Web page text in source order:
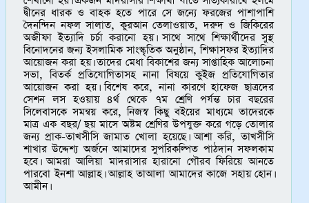
দ্বীনের ধারক ও বাহক হতে পারে সে জন্যে ফরজের পাশাপাশি
দৈনন্দিন নফল সালাত, কুরআন তেলাওয়াত, দরুদ ও জিকিরের
অজীফা ইত্যাদি চর্চা করানো হয়। সাথে সাথে শিক্ষার্থীদের সুস্থ
বিনোদনের জন্য ইসলামিক সাংস্কৃতিক অনুষ্ঠান, শিক্ষাসফর ইত্যাদির
আয়োজন করা হয়। তাদের মেধা বিকাশের জন্য সাপ্তাহিক আলোচনা
সভা, বিতর্ক প্রতিযোগিতাসহ নানা বিষয়ে কুইজ প্রতিযোগিতার
আয়োজন করা হয়। বিশেষ করে, নানা কারণে হাফেজ ছাত্রদের
সেশন লস হওয়ায় ৪র্থ থেকে ৭ম শ্রেণি পর্যন্ত চার বছরের
সিলেবাসকে সমন্বয় করে, নিজস্ব কিছু বইয়ের মাধ্যমে তাদেরকে
মাত্র এক বছর/ ছয় মাসে অষ্টম শ্রেণির উপযুক্ত করে গড়ে তোলার
জন্য প্রাক-তাখসীসি জামাত খোলা হয়েছে। আশা করি, তাখসীসি
শাখার উদ্দেশ্য অর্জনে আমাদের সুপরিকল্পিত পাঠদান সফলকাম
হবে। আমরা আলিয়া মাদরাসার হারানো গৌরব ফিরিয়ে আনতে
পারবো ইনশা আল্লাহ। আল্লাহ তাআলা আমাদের কাজে সহায় হোন।
আমীন।